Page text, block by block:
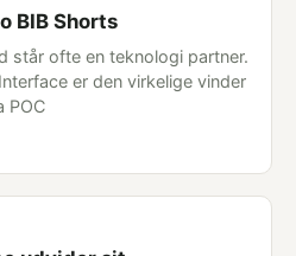
BIB Shorts
står ofte en teknologi partner.
er den virkelige vinder
POC